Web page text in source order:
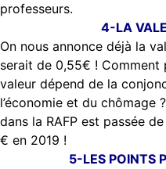
professeurs.
4-LA
On nous annonce déjà la
serait de 0,55€ !
valeur dépend de la
l’économie et du chômage
dans la RAFP est passée
€ en 2019 !
5-LES POINTS